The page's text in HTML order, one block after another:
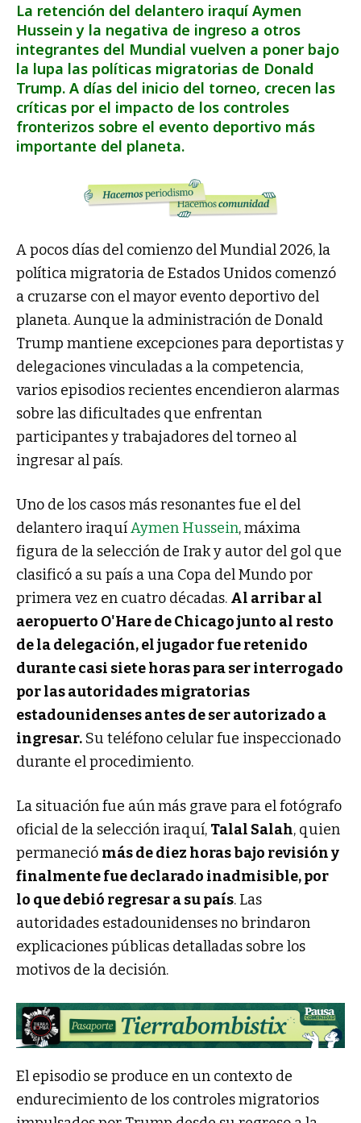
La retención del delantero iraquí Aymen
Hussein y la negativa de ingreso a otros
integrantes del Mundial vuelven a poner bajo
la lupa las políticas migratorias de Donald
Trump. A días del inicio del torneo, crecen las
críticas por el impacto de los controles
fronterizos sobre el evento deportivo más
importante del planeta.
A pocos días del comienzo del Mundial 2026, la
política migratoria de Estados Unidos comenzó
a cruzarse con el mayor evento deportivo del
planeta. Aunque la administración de Donald
Trump mantiene excepciones para deportistas y
delegaciones vinculadas a la competencia,
varios episodios recientes encendieron alarmas
sobre las dificultades que enfrentan
participantes y trabajadores del torneo al
ingresar al país.
Uno de los casos más resonantes fue el del
delantero iraquíAymen Hussein, máxima
figura de la selección de Irak y autor del gol que
clasificó a su país a una Copa del Mundo por
primera vez en cuatro décadas. Al arribar al
aeropuerto O'Hare de Chicago junto al resto
de la delegación, el jugador fue retenido
durante casi siete horas para ser interrogado
por las autoridades migratorias
estadounidenses antes de ser autorizado a
ingresar. Su teléfono celular fue inspeccionado
durante el procedimiento.
La situación fue aún más grave para el fotógrafo
oficial de la selección iraquí, Talal Salah, quien
permaneció más de diez horas bajo revisión y
finalmente fue declarado inadmisible, por
lo que debió regresar a su país. Las
autoridades estadounidenses no brindaron
explicaciones públicas detalladas sobre los
motivos de la decisión.
El episodio se produce en un contexto de
endurecimiento de los controles migratorios